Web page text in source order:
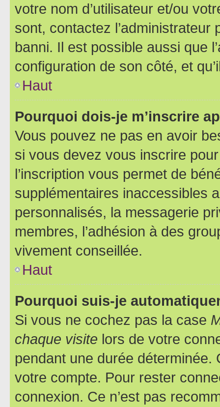
votre nom d’utilisateur et/ou
sont, contactez l’administrateur
banni. Il est possible aussi que
configuration de son côté, et
Haut
Pourquoi dois-je m’inscrire
Vous pouvez ne pas en avoir
si vous devez vous inscrire
l’inscription vous permet de
supplémentaires inaccessibles
personnalisés, la messagerie
membres, l’adhésion à des
vivement conseillée.
Haut
Pourquoi suis-je
Si vous ne cochez pas la case
chaque visite lors de votre
pendant une durée déterminée.
votre compte. Pour rester
connexion. Ce n’est pas